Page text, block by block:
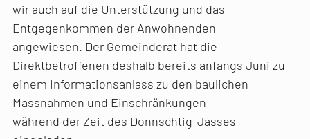
wir auch auf die Unterstützung und das
Entgegenkommen der Anwohnenden
angewiesen. Der Gemeinderat hat die
Direktbetroffenen deshalb bereits anfangs Juni zu
einem Informationsanlass zu den baulichen
Massnahmen und Einschränkungen
während der Zeit des Donnschtig-Jasses